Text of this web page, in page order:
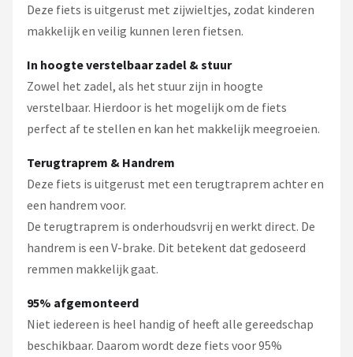
Deze fiets is uitgerust met zijwieltjes, zodat kinderen
makkelijk en veilig kunnen leren fietsen.
In hoogte verstelbaar zadel & stuur
Zowel het zadel, als het stuur zijn in hoogte
verstelbaar. Hierdoor is het mogelijk om de fiets
perfect af te stellen en kan het makkelijk meegroeien.
Terugtraprem & Handrem
Deze fiets is uitgerust met een terugtraprem achter en
een handrem voor.
De terugtraprem is onderhoudsvrij en werkt direct. De
handrem is een V-brake. Dit betekent dat gedoseerd
remmen makkelijk gaat.
95% afgemonteerd
Niet iedereen is heel handig of heeft alle gereedschap
beschikbaar. Daarom wordt deze fiets voor 95%